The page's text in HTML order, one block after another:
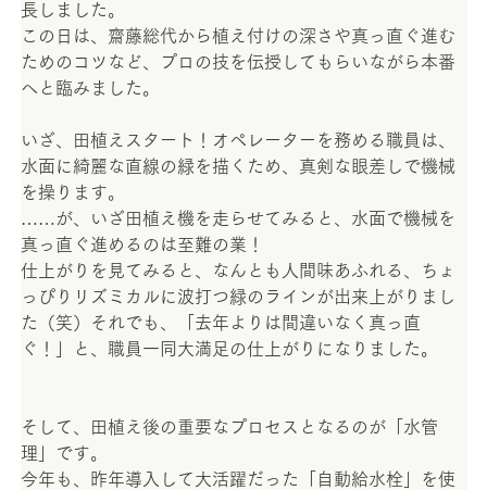
長しました。
この日は、齋藤総代から植え付けの深さや真っ直ぐ進む
ためのコツなど、プロの技を伝授してもらいながら本番
へと臨みました。
いざ、田植えスタート！オペレーターを務める職員は、
水面に綺麗な直線の緑を描くため、真剣な眼差しで機械
を操ります。
……が、いざ田植え機を走らせてみると、水面で機械を
真っ直ぐ進めるのは至難の業！
仕上がりを見てみると、なんとも人間味あふれる、ちょ
っぴりリズミカルに波打つ緑のラインが出来上がりまし
た（笑）それでも、「去年よりは間違いなく真っ直
ぐ！」と、職員一同大満足の仕上がりになりました。
そして、田植え後の重要なプロセスとなるのが「水管
理」です。
今年も、昨年導入して大活躍だった「自動給水栓」を使